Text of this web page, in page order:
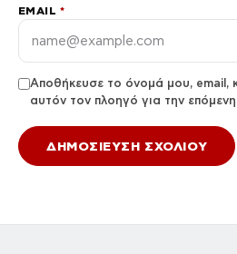
EMAIL *
Αποθήκευσε το όνομά μου, email,
αυτόν τον πλοηγό για την